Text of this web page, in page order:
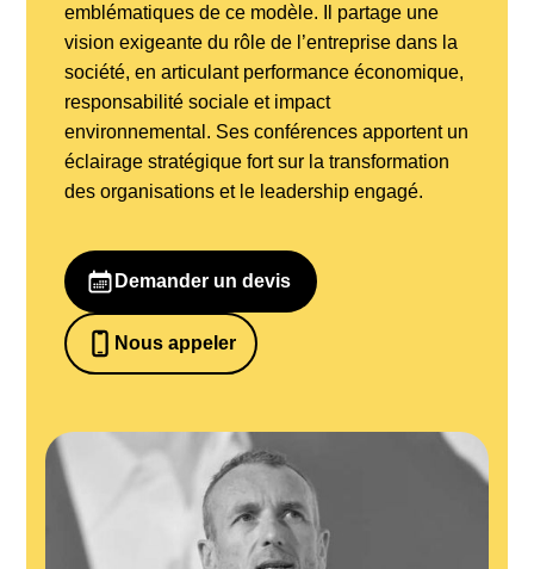
emblématiques de ce modèle. Il partage une
vision exigeante du rôle de l’entreprise dans la
société, en articulant performance économique,
responsabilité sociale et impact
environnemental. Ses conférences apportent un
éclairage stratégique fort sur la transformation
des organisations et le leadership engagé.
Demander un devis
Nous appeler
0652698481